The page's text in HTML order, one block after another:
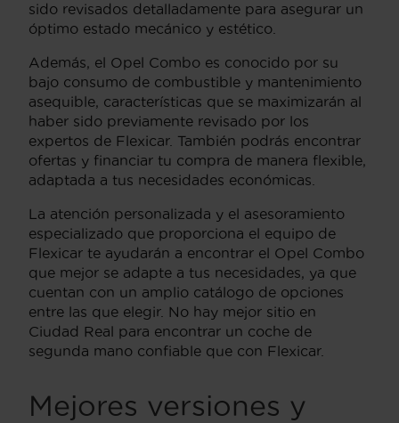
sido revisados detalladamente para asegurar un
óptimo estado mecánico y estético.
Además, el Opel Combo es conocido por su
bajo consumo de combustible y mantenimiento
asequible, características que se maximizarán al
haber sido previamente revisado por los
expertos de Flexicar. También podrás encontrar
ofertas y financiar tu compra de manera flexible,
adaptada a tus necesidades económicas.
La atención personalizada y el asesoramiento
especializado que proporciona el equipo de
Flexicar te ayudarán a encontrar el Opel Combo
que mejor se adapte a tus necesidades, ya que
cuentan con un amplio catálogo de opciones
entre las que elegir. No hay mejor sitio en
Ciudad Real para encontrar un coche de
segunda mano confiable que con Flexicar.
Mejores versiones y